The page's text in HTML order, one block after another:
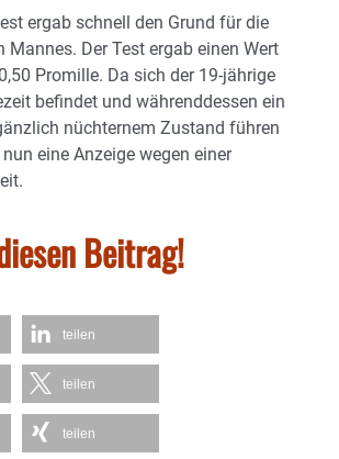
ergab schnell den Grund für die
Mannes. Der Test ergab einen Wert
Promille. Da sich der 19-jährige
befindet und währenddessen ein
nüchternem Zustand führen
eine Anzeige wegen einer
Beitrag!
teilen
teilen
teilen